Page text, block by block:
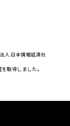
人 日本情報経済社
取得しました。